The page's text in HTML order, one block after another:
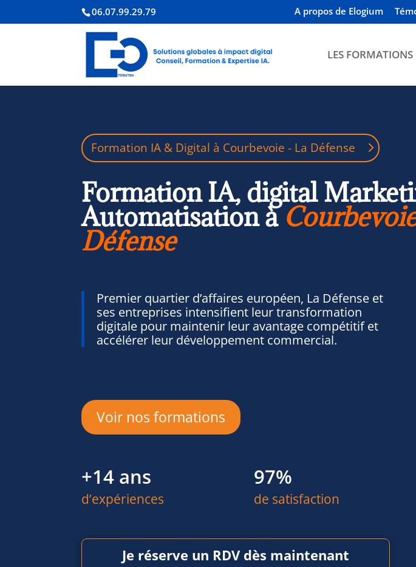
06.07.99.29.79 A propos de Elogium
LES FORMATIONS
Formation IA & Digital à Courbevoie - La Défense
Formation IA, digital
Automatisation à
Défense
Premier quartier d’affaires européen, La Défense et
ses entreprises intensifient leur transformation
digitale pour maintenir leur avantage compétitif et
accélérer leur développement commercial.
Voir nos formations
+14 ans
d’expériences
97%
de satisfaction
Je réserve un RDV dès maintenant